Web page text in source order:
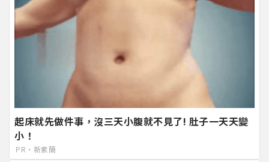
起床就先做件事，沒三天小腹就不見了! 肚子一天天變
小！
PR・新素簡